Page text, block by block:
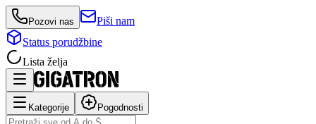
Pozovi nas
Piši nam
Status porudžbine
Lista želja
Kategorije Pogodnosti